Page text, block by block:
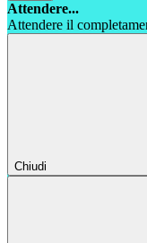
Attendere...
Attendere il
Chiudi